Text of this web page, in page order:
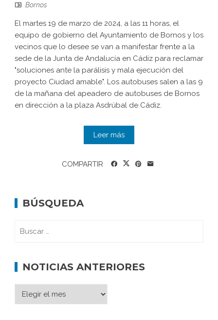
Bornos
El martes 19 de marzo de 2024, a las 11 horas, el
equipo de gobierno del Ayuntamiento de Bornos y los
vecinos que lo desee se van a manifestar frente a la
sede de la Junta de Andalucía en Cádiz para reclamar
"soluciones ante la parálisis y mala ejecución del
proyecto Ciudad amable". Los autobuses salen a las 9
de la mañana del apeadero de autobuses de Bornos
en dirección a la plaza Asdrúbal de Cádiz.
Leer más
COMPARTIR
BÚSQUEDA
NOTICIAS ANTERIORES